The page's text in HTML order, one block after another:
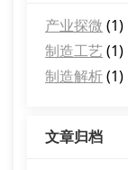
产业探微 (1)
制造工艺(1)
制造解析(1)
文章归档